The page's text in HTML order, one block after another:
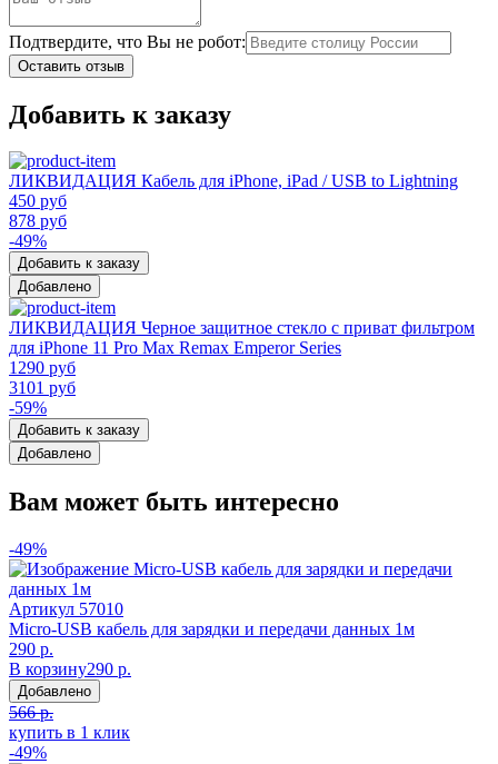
Подтвердите, что Вы не робот:
Оставить отзыв
Добавить к заказу
ЛИКВИДАЦИЯ Кабель для iPhone, iPad / USB to Lightning
450 руб
878 руб
-49%
Добавить к заказу
Добавлено
ЛИКВИДАЦИЯ Черное защитное стекло с приват фильтром
для iPhone 11 Pro Max Remax Emperor Series
1290 руб
3101 руб
-59%
Добавить к заказу
Добавлено
Вам может быть интересно
-49%
Артикул 57010
Micro-USB кабель для зарядки и передачи данных 1м
290 р.
В корзину290 р.
Добавлено
566 р.
купить в 1 клик
-49%